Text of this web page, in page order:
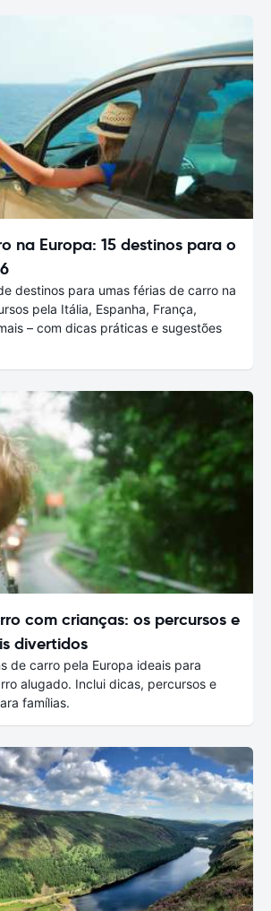
na Europa: 15 destinos para o
destinos para umas férias de carro na
pela Itália, Espanha, França,
– com dicas práticas e sugestões
com crianças: os percursos e
divertidos
de carro pela Europa ideais para
alugado. Inclui dicas, percursos e
famílias.